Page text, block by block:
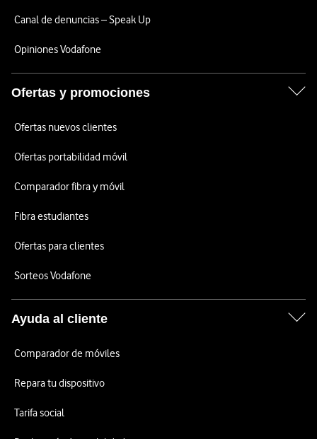
Canal de denuncias – Speak Up
Opiniones Vodafone
Ofertas y promociones
Ofertas nuevos clientes
Ofertas portabilidad móvil
Comparador fibra y móvil
Fibra estudiantes
Ofertas para clientes
Sorteos Vodafone
Ayuda al cliente
Comparador de móviles
Repara tu dispositivo
Tarifa social